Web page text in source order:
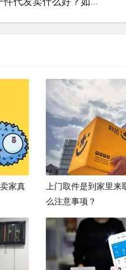
家真
上门取件是到家里来
么注意事项？